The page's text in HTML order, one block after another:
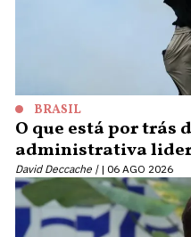
BRASIL
O que está por trás
administrativa
David Deccache | 06 AGO 2026